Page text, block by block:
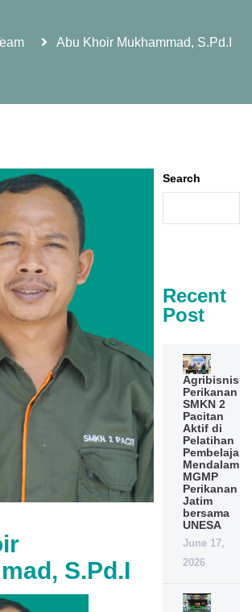
Abu Khoir Mukhammad, S.Pd.I
S.Pd.I
Search
Recent
Post
Agribisnis
Perikanan
SMKN 2
Pacitan
Aktif di
Pelatihan
Mendalam
MGMP
Perikanan
Jatim
bersama
UNESA
June 17,
2026